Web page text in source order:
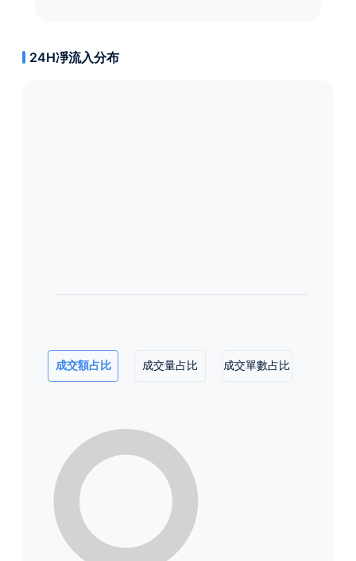
24H凈流入分布
成交額占比 成交量占比 成交單數占比